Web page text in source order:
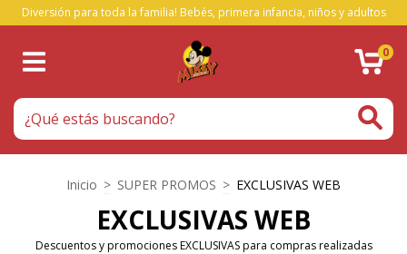
Diversión para toda la familia! Bebés, primera infancia, niños y adultos
0
Inicio > SUPER PROMOS > EXCLUSIVAS WEB
EXCLUSIVAS WEB
Descuentos y promociones EXCLUSIVAS para compras realizadas